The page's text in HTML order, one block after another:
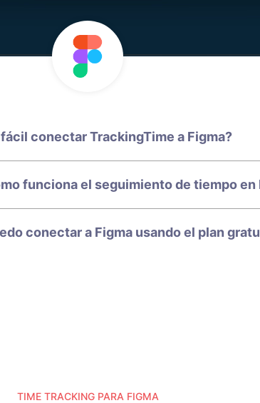
fácil conectar TrackingTime a Figma?
funciona el seguimiento de tiempo en
conectar a Figma usando el plan
TIME TRACKING PARA FIGMA